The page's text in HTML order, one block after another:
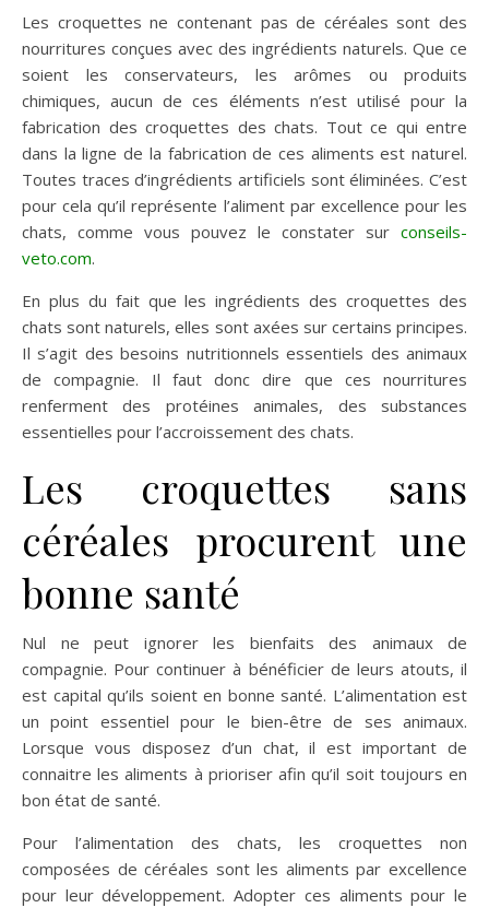
Les croquettes ne contenant pas de céréales sont des
nourritures conçues avec des ingrédients naturels. Que ce
soient les conservateurs, les arômes ou produits
chimiques, aucun de ces éléments n’est utilisé pour la
fabrication des croquettes des chats. Tout ce qui entre
dans la ligne de la fabrication de ces aliments est naturel.
Toutes traces d’ingrédients artificiels sont éliminées. C’est
pour cela qu’il représente l’aliment par excellence pour les
chats, comme vous pouvez le constater sur conseils-
veto.com.
En plus du fait que les ingrédients des croquettes des
chats sont naturels, elles sont axées sur certains principes.
Il s’agit des besoins nutritionnels essentiels des animaux
de compagnie. Il faut donc dire que ces nourritures
renferment des protéines animales, des substances
essentielles pour l’accroissement des chats.
Les croquettes sans
céréales procurent une
bonne santé
Nul ne peut ignorer les bienfaits des animaux de
compagnie. Pour continuer à bénéficier de leurs atouts, il
est capital qu’ils soient en bonne santé. L’alimentation est
un point essentiel pour le bien-être de ses animaux.
Lorsque vous disposez d’un chat, il est important de
connaitre les aliments à prioriser afin qu’il soit toujours en
bon état de santé.
Pour l’alimentation des chats, les croquettes non
composées de céréales sont les aliments par excellence
pour leur développement. Adopter ces aliments pour le